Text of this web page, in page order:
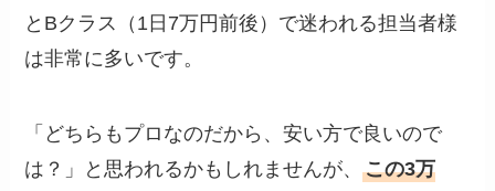
とBクラス（1日7万円前後）で迷われる担当者様
は非常に多いです。
「どちらもプロなのだから、安い方で良いので
は？」と思われるかもしれませんが、この3万